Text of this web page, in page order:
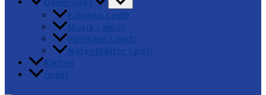
E-Books (.pdf)
Musik (.mp3)
Vorträge (.mp3)
Notenblätter (.pdf)
Karten
Israel